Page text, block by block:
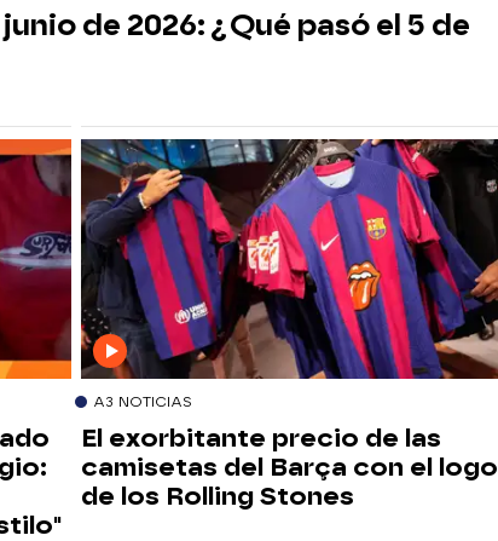
de 2026: ¿Qué pasó el 5 de
A3 NOTICIAS
El exorbitante precio de las
camisetas del Barça con el logo
de los Rolling Stones